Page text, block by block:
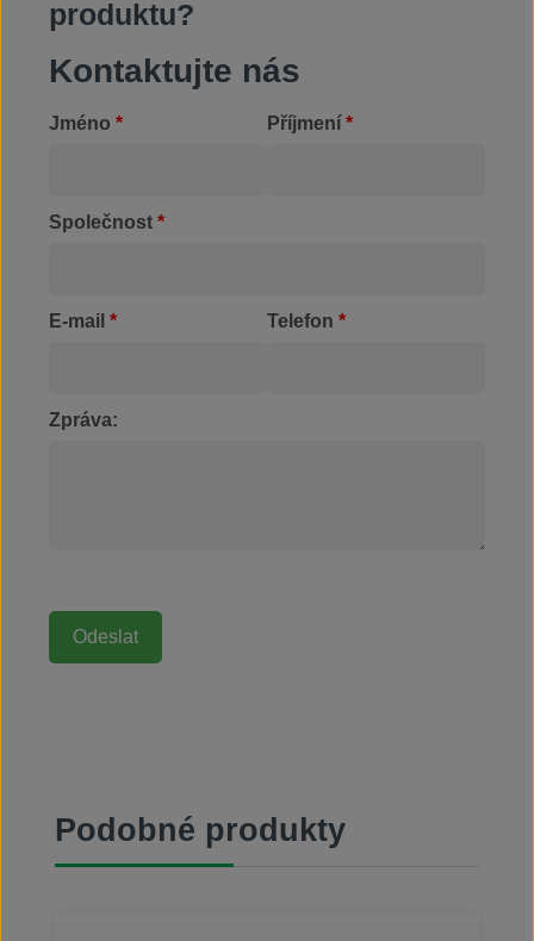
produktu?
Kontaktujte nás
Jméno * Příjmení *
Společnost *
E-mail * Telefon *
Zpráva:
Přeskočit galerii produktů
Podobné produkty